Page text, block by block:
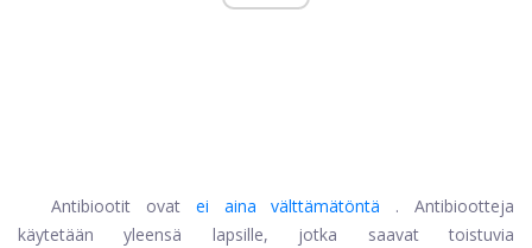
Antibiootit ovat ei aina välttämätöntä
. Antibiootteja
käytetään yleensä lapsille, jotka saavat toistuvia